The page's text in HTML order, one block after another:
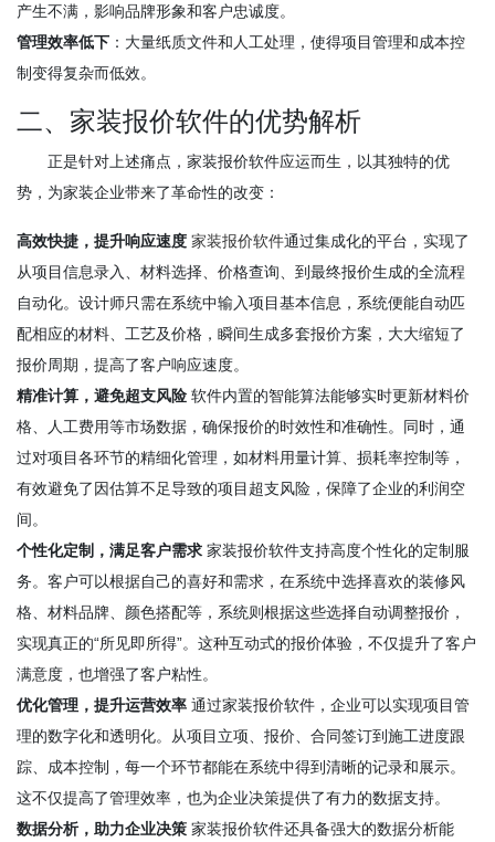
产生不满，影响品牌形象和客户忠诚度。
管理效率低下 ：大量纸质文件和人工处理，使得项目管理和成本控
制变得复杂而低效。
二、家装报价软件的优势解析
正是针对上述痛点，家装报价软件应运而生，以其独特的优
势，为家装企业带来了革命性的改变：
高效快捷，提升响应速度 家装报价软件通过集成化的平台，实现了
从项目信息录入、材料选择、价格查询、到最终报价生成的全流程
自动化。设计师只需在系统中输入项目基本信息，系统便能自动匹
配相应的材料、工艺及价格，瞬间生成多套报价方案，大大缩短了
报价周期，提高了客户响应速度。
精准计算，避免超支风险 软件内置的智能算法能够实时更新材料价
格、人工费用等市场数据，确保报价的时效性和准确性。同时，通
过对项目各环节的精细化管理，如材料用量计算、损耗率控制等，
有效避免了因估算不足导致的项目超支风险，保障了企业的利润空
间。
个性化定制，满足客户需求 家装报价软件支持高度个性化的定制服
务。客户可以根据自己的喜好和需求，在系统中选择喜欢的装修风
格、材料品牌、颜色搭配等，系统则根据这些选择自动调整报价，
实现真正的“所见即所得”。这种互动式的报价体验，不仅提升了客户
满意度，也增强了客户粘性。
优化管理，提升运营效率 通过家装报价软件，企业可以实现项目管
理的数字化和透明化。从项目立项、报价、合同签订到施工进度跟
踪、成本控制，每一个环节都能在系统中得到清晰的记录和展示。
这不仅提高了管理效率，也为企业决策提供了有力的数据支持。
数据分析，助力企业决策 家装报价软件还具备强大的数据分析能